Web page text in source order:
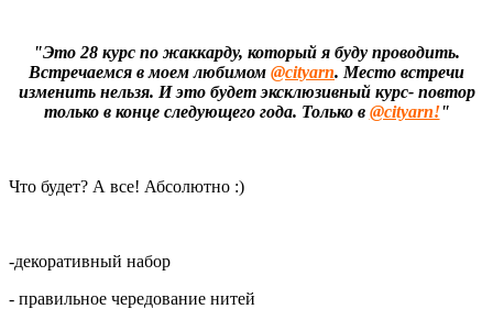
"Это 28 курс по жаккарду, который я буду проводить.
Встречаемся в моем любимом @cityarn. Место встречи
изменить нельзя. И это будет эксклюзивный курс- повтор
только в конце следующего года. Только в @cityarn!"
Что будет? А все! Абсолютно :)
-декоративный набор
- правильное чередование нитей